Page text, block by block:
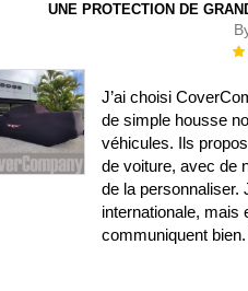
UNE PROTECTION DE
J’ai choisi
de simple housse
véhicules. Ils
de voiture, avec de
de la personnaliser.
internationale, mais
communiquent